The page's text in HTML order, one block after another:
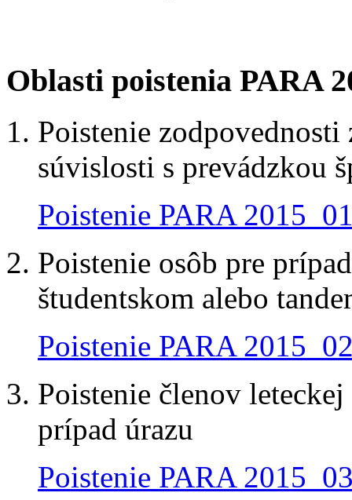
Oblasti poistenia PARA
Poistenie
súvislosti s prevádzkou
Poistenie PARA
Poistenie osôb pre
študentskom alebo
Poistenie PARA
Poistenie členov
prípad úrazu
Poistenie PARA